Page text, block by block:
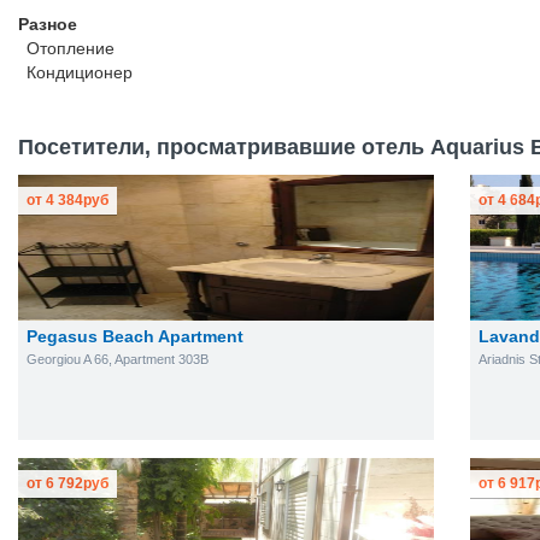
Разное
Отопление
Кондиционер
Посетители, просматривавшие отель Aquarius
Pegasus Beach Apartment
Georgiou A 66, Apartment 303B
от 4 384руб
Ariadnis
от 4 684
от 6 792руб от 6 917